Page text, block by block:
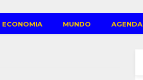
ECONOMIA MUNDO AGENDA